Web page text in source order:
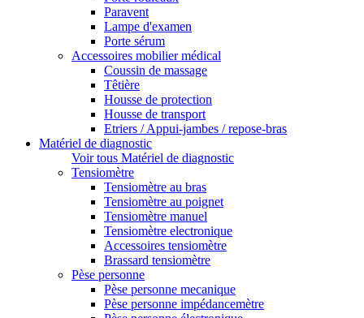
Paravent
Lampe d'examen
Porte sérum
Accessoires mobilier médical
Coussin de massage
Têtière
Housse de protection
Housse de transport
Etriers / Appui-jambes / repose-bras
Matériel de diagnostic
Voir tous Matériel de diagnostic
Tensiomètre
Tensiomètre au bras
Tensiomètre au poignet
Tensiomètre manuel
Tensiomètre electronique
Accessoires tensiomètre
Brassard tensiomètre
Pèse personne
Pèse personne mecanique
Pèse personne impédancemètre